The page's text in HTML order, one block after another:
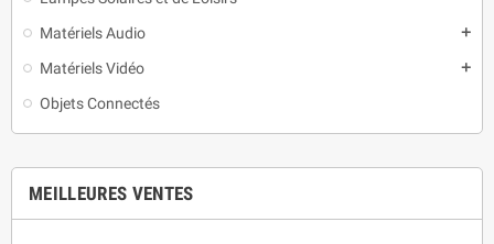
Matériels Audio
add
Matériels Vidéo add
Objets Connectés
MEILLEURES VENTES